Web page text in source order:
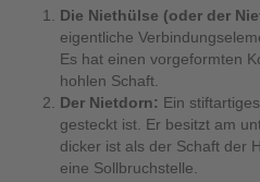
Die Niethülse (oder der
eigentliche
Es hat einen vorgeformten
hohlen Schaft.
Der Nietdorn: Ein
gesteckt ist. Er besitzt am
dicker ist als der Schaft der
eine Sollbruchstelle.